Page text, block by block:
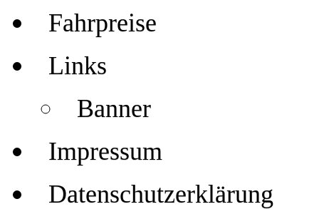
Fahrpreise
Links
Banner
Impressum
Datenschutzerklärung